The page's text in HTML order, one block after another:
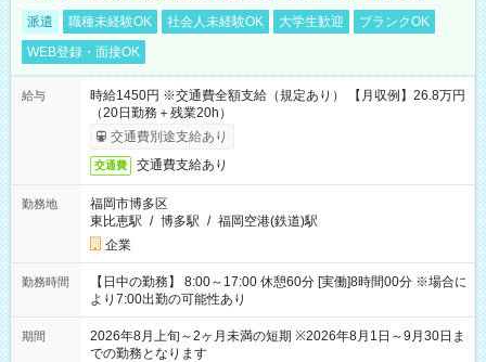
派遣 職種未経験OK 社会人未経験OK 大学生歓迎
ブランクOK
WEB登録・面接OK
給与
時給1450円 ※交通費全額支給（規定あり） 【月収例】26.8万円
（20日勤務＋残業20h）
交通費別途支給あり
交通費 交通費支給あり
勤務地
福岡市博多区
東比恵駅 / 博多駅 / 福岡空港(鉄道)駅
企業
勤務時間
【日中の勤務】 8:00～17:00 休憩60分 [実働]8時間00分 ※場合に
より7:00出勤の可能性あり
期間
2026年8月上旬～2ヶ月未満の短期 ※2026年8月1日～9月30日ま
での勤務となります